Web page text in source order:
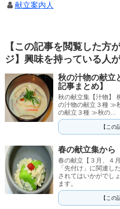
献立案内人
【この記事を閲覧した方
ジ】興味を持っている人
秋の汁物の献立
記事まとめ】
秋の献立集【汁物】
の汁物の献立３種 ≫
の献立３種 ≫秋の...
【この
春の献立集から
春の献立【３月、４
「先付け」に関連し
されてはいかがでし
ます。
【この